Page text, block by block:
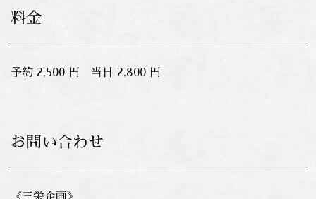
料金
予約 2,500 円 当日 2,800 円
お問い合わせ